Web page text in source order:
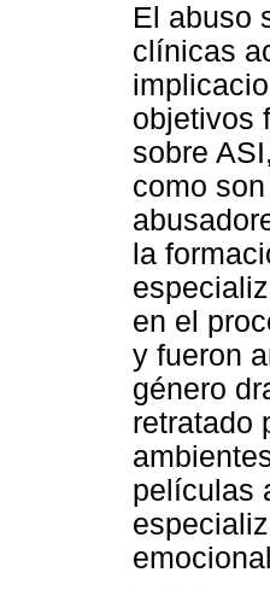
El abuso
clínicas
objetivos
sobre
como
la
en el
y fueron
género
retratado
películas